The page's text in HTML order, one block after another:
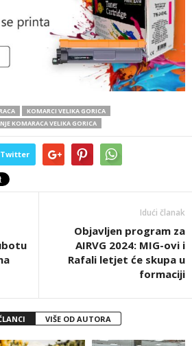
KOMARCI VELIKA GORICA
KOMARACA VELIKA GORICA
Twitter
Idući članak
Objavljen program za
AIRVG 2024: MIG-ovi i
Rafali letjet će skupa u
formaciji
VIŠE OD AUTORA